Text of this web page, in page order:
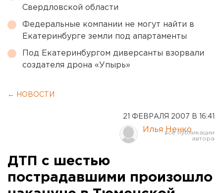
Свердловской области
Федеральные компании не могут найти в
Екатеринбурге земли под апартаменты
Под Екатеринбургом диверсанты взорвали
создателя дрона «Упырь»
← НОВОСТИ
21 ФЕВРАЛЯ 2007 В 16:41
Илья Ненко
ДТП с шестью
пострадавшими произошло